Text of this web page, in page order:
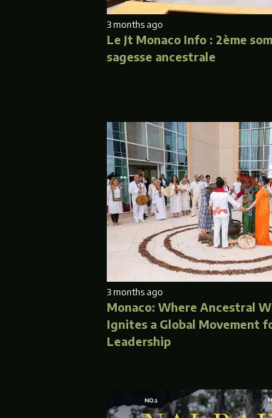
3 months ago
Le Jt Monaco Info : 2ème
sagesse ancestrale
3 months ago
Monaco: Where Ancestral
Ignites a Global Movement
Leadership